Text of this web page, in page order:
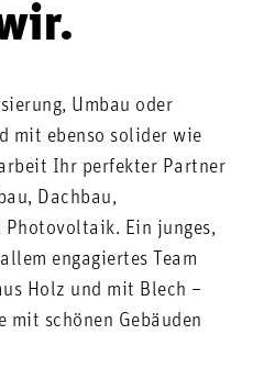
Umbau oder
mit ebenso solider wie
Ihr perfekter Partner
Dachbau,
Ein junges,
engagiertes Team
Holz und mit Blech –
mit schönen Gebäuden